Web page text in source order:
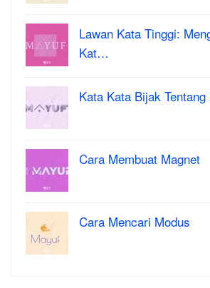
Lawan Kata Tinggi:
Kat…
Kata Kata Bijak Tentang
Cara Membuat Magnet
Cara Mencari Modus